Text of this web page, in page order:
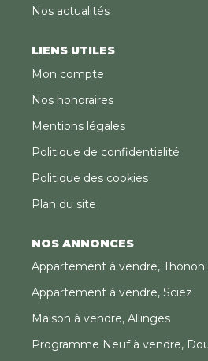
Nos actualités
LIENS UTILES
Mon compte
Nos honoraires
Mentions légales
Politique de confidentialité
Politique des cookies
Plan du site
NOS ANNONCES
Appartement à vendre, Thonon
Appartement à vendre, Sciez
Maison à vendre, Allinges
Programme Neuf à vendre,